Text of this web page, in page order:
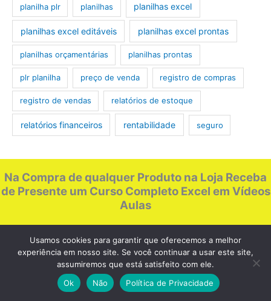
planilha plr planilhas planilhas excel
planilhas excel editáveis planilhas excel prontas
planilhas orçamentárias planilhas prontas
plr planilha preço de venda registro de compras
registro de vendas relatórios de estoque
relatórios financeiros rentabilidade seguro
Na Compra de qualquer Produto na Loja Receba
de Presente um Curso Completo Excel em Vídeos
Aulas
Usamos cookies para garantir que oferecemos a melhor
experiência em nosso site. Se você continuar a usar este site,
assumiremos que está satisfeito com ele.
Ok
Não Política de Privacidade